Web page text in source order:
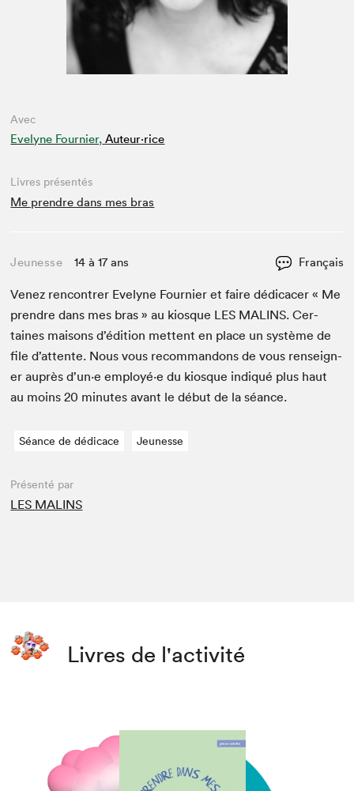
Avec
Evelyne Fournier, Auteur·rice
Livres présentés
Me prendre dans mes bras
Jeunesse 14 à 17 ans Français
Venez ren­con­tr­er Eve­lyne Fournier et faire dédi­cac­er « Me
pren­dre dans mes bras » au kiosque LES MALINS. Cer­
taines maisons d’édi­tion met­tent en place un sys­tème de
file d’at­tente. Nous vous recom­man­dons de vous ren­seign­
er auprès d’un·e employé·e du kiosque indiqué plus haut
au moins20 min­utes avant le début de la séance.
Séance de dédicace Jeunesse
Présenté par
LES MALINS
Livres de l'activité